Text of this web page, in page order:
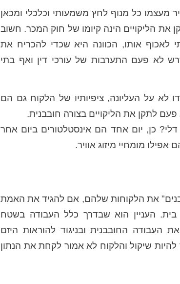
מעצמו כל מנוף לחץ משמעותי וכלכלי ומכאן
הליקויים הינה קיומו של חוק המכר. חשוב
לאכוף אותו, הכוונה היא שכדי להכריח את
לא פעם התערבות של עורכי דין ואף בתי
לא על העליונה, ציפיותיו של הלקוח גם הם
לתקן את הליקויים בצורה חובבנית.
כן, יום אחד הם אינסטלטורים ביום אחר
מומחיי מיזוג אוויר.
את הלקוחות שלהם, אם להגיד את האמת
בית. העניין הוא שבדרך כלל העבודה בשטח
החובבנית ובניגוד להוראות היזם
שיקול והלקוח לא אמור לקחת את הנתון